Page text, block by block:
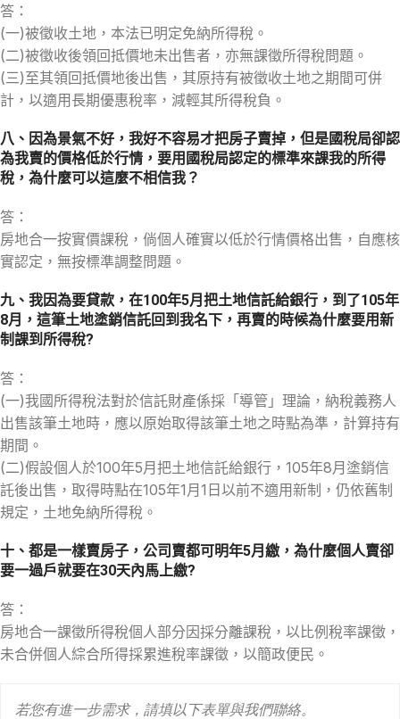
答：
(一)被徵收土地，本法已明定免納所得稅。
(二)被徵收後領回抵價地未出售者，亦無課徵所得稅問題。
(三)至其領回抵價地後出售，其原持有被徵收土地之期間可併
計，以適用長期優惠稅率，減輕其所得稅負。
八、因為景氣不好，我好不容易才把房子賣掉，但是國稅局卻認
為我賣的價格低於行情，要用國稅局認定的標準來課我的所得
稅，為什麼可以這麼不相信我？
答：
房地合一按實價課稅，倘個人確實以低於行情價格出售，自應核
實認定，無按標準調整問題。
九、我因為要貸款，在100年5月把土地信託給銀行，到了105年
8月，這筆土地塗銷信託回到我名下，再賣的時候為什麼要用新
制課到所得稅?
答：
(一)我國所得稅法對於信託財產係採「導管」理論，納稅義務人
出售該筆土地時，應以原始取得該筆土地之時點為準，計算持有
期間。
(二)假設個人於100年5月把土地信託給銀行，105年8月塗銷信
託後出售，取得時點在105年1月1日以前不適用新制，仍依舊制
規定，土地免納所得稅。
十、都是一樣賣房子，公司賣都可明年5月繳，為什麼個人賣卻
要一過戶就要在30天內馬上繳?
答：
房地合一課徵所得稅個人部分因採分離課稅，以比例稅率課徵，
未合併個人綜合所得採累進稅率課徵，以簡政便民。
若您有進一步需求，請填以下表單與我們聯絡。